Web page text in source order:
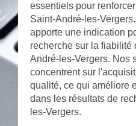
essentiels pour
Saint-André-les-
apporte une indication
recherche sur la fiabilité
André-les-Vergers. Nos
concentrent sur
qualité, ce qui améliore
dans les résultats de
les-Vergers.